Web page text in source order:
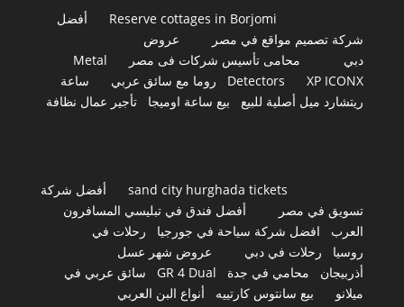
Reserve cottages in Borjomi
أفضل
شركة تصميم مواقع في مصر
عروض
دبي
محامى تأسيس شركات فى مصر
Metal
Detectors
XP ICONX روما مع سائق عربي
ساعة
ريتشارد ميل أصلية للبيع
بيع ساعة اوميجا تأجير عمال نظافة
sand city hurghada tickets
أفضل شركة
تسويق في مصر
أفضل فندق في تبليسي المسافرون
العرب
افضل شركة سياحة في جورجيا
رحلات في
روسيا
رحلات في دبي
عروض شهر عسل
أذربيجان
محامي في جدة GR 4 Dual
سائق عربي في
ميلانو
بيع سانتوس كارتييه أنواع البن العربي